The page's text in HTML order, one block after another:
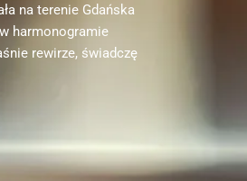
na terenie Gdańska
harmonogramie
rewirze, świadczę